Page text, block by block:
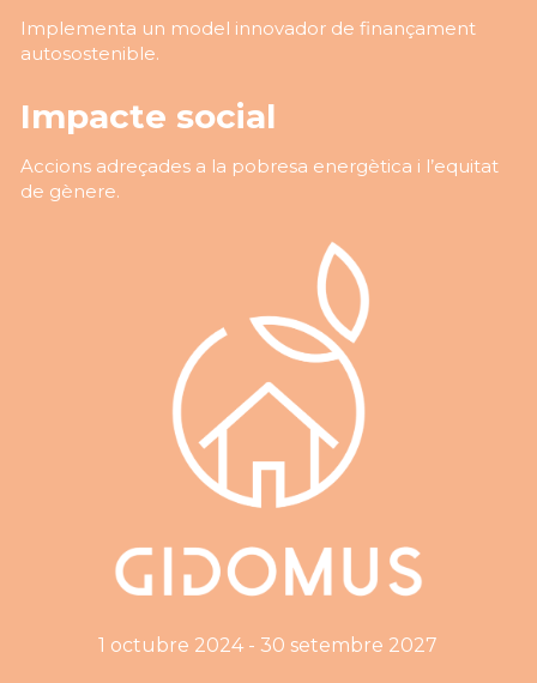
Implementa un model innovador de finançament
autosostenible.
Impacte social
Accions adreçades a la pobresa energètica i l’equitat
de gènere.
1 octubre 2024 - 30 setembre 2027